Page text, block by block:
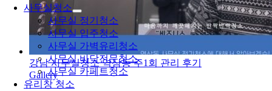
사무실청소
사무실 정기청소
사무실 입주청소
사무실 가벽유리청소
사무실 바닥전문청소
사무실 카페트청소
유리창 청소
강남 사무실청소 역삼동 주1회 관리 후기
Gallery